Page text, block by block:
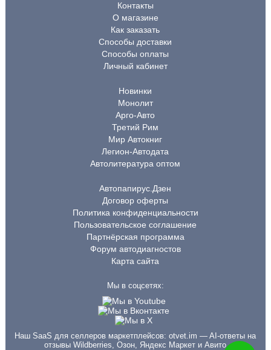
Контакты
О магазине
Как заказать
Способы доставки
Способы оплаты
Личный кабинет
Новинки
Монолит
Арго-Авто
Третий Рим
Мир Автокниг
Легион-Автодата
Автолитература оптом
Автопапирус.Дзен
Договор оферты
Политика конфиденциальности
Пользовательское соглашение
Партнёрская программа
Форум автодиагностов
Карта сайта
Мы в соцсетях:
Наш SaaS для селлеров маркетплейсов:otvet.im — AI-ответы на
отзывы Wildberries, Озон, Яндекс Маркет и Авито